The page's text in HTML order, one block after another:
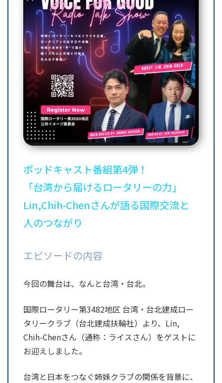
ポッドキャスト番組第4弾！
「台湾から届けるロータリーの力」
Lin,Chih-Chenさんが語る国際交流と
人のつながり
エピソードの内容
今回の舞台は、なんと台湾・台北。
国際ロータリー第3482地区 台湾・台北建成ロー
タリークラブ（台北建成扶輪社）より、Lin,
Chih-Chenさん（通称：ライスさん）をゲストに
お迎えしました。
台湾と日本をつなぐ姉妹クラブの関係を背景に、